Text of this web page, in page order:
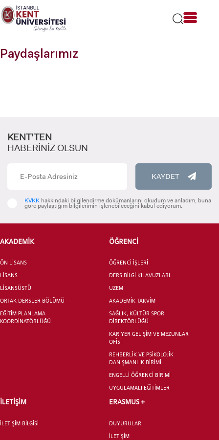
Lütfen
dikkat:
Bu
bir
ADAY ÖĞRENCİ
INTERNATIONAL
LİSANSÜSTÜ EĞİTİM ENSTİTÜSÜ
Paydaşlarımız
KENT’TEN
HABERİNİZ OLSUN
KAYDET
KVKK hakkındaki bilgilendirme dokümanlarını okudum ve anladım, buna
göre paylaştığım bilgilerimin işlenebileceğini kabul ediyorum.
AKADEMİK
ÖN LİSANS
LİSANS
LİSANSÜSTÜ
ORTAK DERSLER BÖLÜMÜ
EĞİTİM PLANLAMA
KOORDİNATÖRLÜĞÜ
ÖĞRENCİ
ÖĞRENCİ İŞLERİ
DERS BİLGİ KILAVUZLARI
UZEM
AKADEMİK TAKVİM
SAĞLIK, KÜLTÜR SPOR
DİREKTÖRLÜĞÜ
KARİYER GELİŞİM VE MEZUNLAR
OFİSİ
REHBERLİK VE PSİKOLOJİK
DANIŞMANLIK BİRİMİ
ENGELLİ ÖĞRENCİ BİRİMİ
UYGULAMALI EĞİTİMLER
İLETİŞİM
İLETİŞİM BİLGİSİ
ERASMUS +
DUYURULAR
İLETİŞİM